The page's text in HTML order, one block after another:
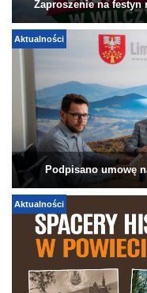
Zaproszenie na
Aktualności
Podpisano umowę
Aktualności